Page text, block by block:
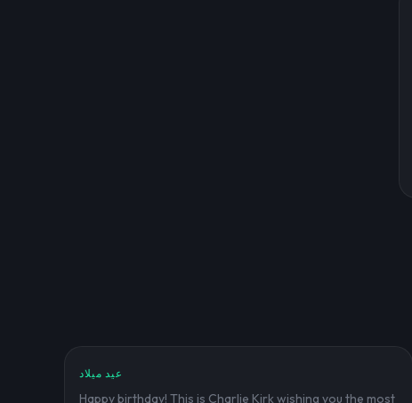
عيد ميلاد
Happy birthday! This is Charlie Kirk wishing you the most